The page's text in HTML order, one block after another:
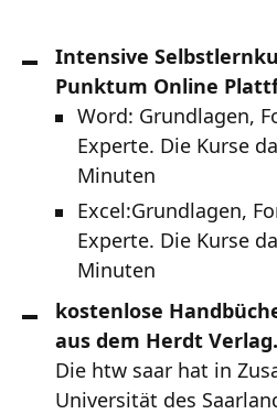
Intensive
Punktum Online
Word: Grundlagen,
Experte. Die Kurse
Minuten
Excel:Grundlagen,
Experte. Die Kurse
Minuten
kostenlose
aus dem Herdt Verlag.
Die htw saar hat in
Universität des